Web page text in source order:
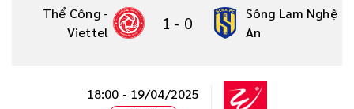
Thể Công -
Viettel
1 - 0
Sông Lam Nghệ
An
18:00 - 19/04/2025